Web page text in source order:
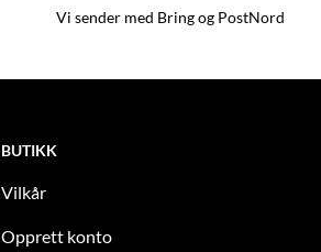
Vi sender med Bring og PostNord
BUTIKK
Vilkår
Opprett konto